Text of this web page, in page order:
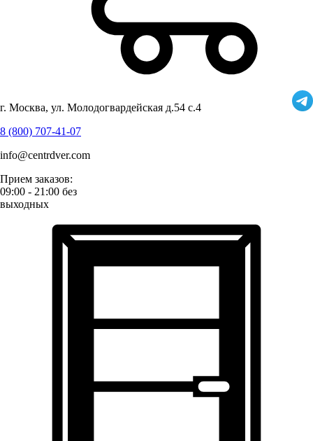
г. Москва, ул. Молодогвардейская д.54 с.4
8 (800) 707-41-07
info@centrdver.com
Прием заказов:
09:00 - 21:00 без
выходных